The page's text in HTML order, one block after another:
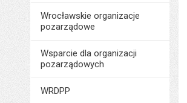
Wrocławskie organizacje
pozarządowe
Wsparcie dla organizacji
pozarządowych
WRDPP